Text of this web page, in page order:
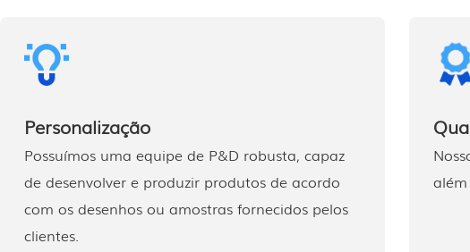
Personalização
Possuímos uma equipe de P&D robusta, capaz
de desenvolver e produzir produtos de acordo
com os desenhos ou amostras fornecidos pelos
clientes.